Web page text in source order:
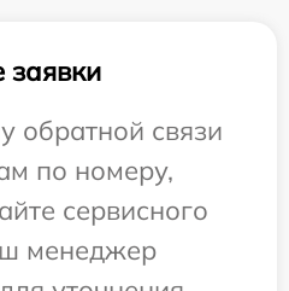
обратной связи
по номеру,
сервисного
менеджер